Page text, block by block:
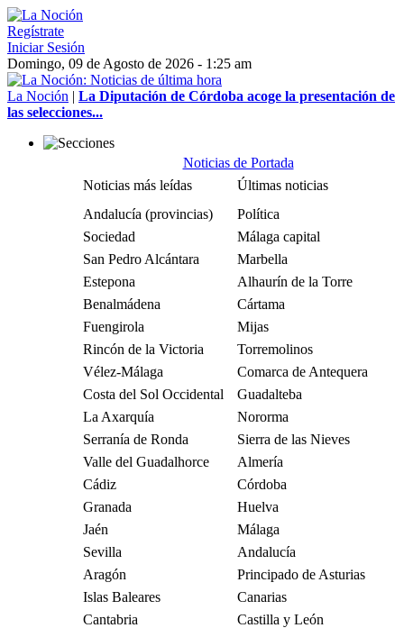
Regístrate
Iniciar Sesión
Domingo, 09 de Agosto de 2026 - 1:25 am
La Noción | La Diputación de Córdoba acoge la presentación de
las selecciones...
Noticias de Portada
Noticias más leídas
Últimas noticias
Andalucía (provincias)
Política
Sociedad
Málaga capital
San Pedro Alcántara
Marbella
Estepona
Alhaurín de la Torre
Benalmádena
Cártama
Fuengirola
Mijas
Rincón de la Victoria
Torremolinos
Vélez-Málaga
Comarca de Antequera
Costa del Sol Occidental
Guadalteba
La Axarquía
Nororma
Serranía de Ronda
Sierra de las Nieves
Valle del Guadalhorce
Almería
Cádiz
Córdoba
Granada
Huelva
Jaén
Málaga
Sevilla
Andalucía
Aragón
Principado de Asturias
Islas Baleares
Canarias
Cantabria
Castilla y León